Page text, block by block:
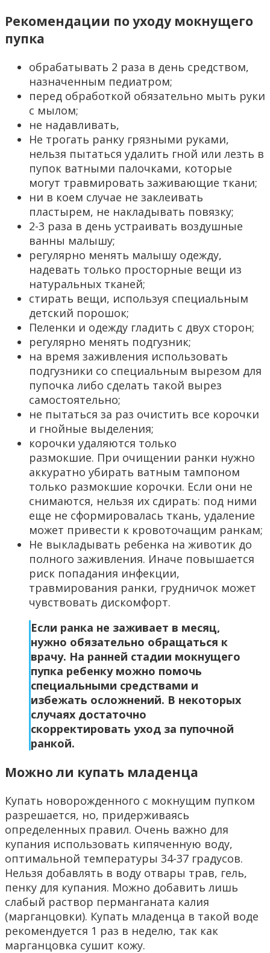
Рекомендации по уходу мокнущего
пупка
обрабатывать 2 раза в день средством,
назначенным педиатром;
перед обработкой обязательно мыть руки
с мылом;
не надавливать,
Не трогать ранку грязными руками,
нельзя пытаться удалить гной или лезть в
пупок ватными палочками, которые
могут травмировать заживающие ткани;
ни в коем случае не заклеивать
пластырем, не накладывать повязку;
2-3 раза в день устраивать воздушные
ванны малышу;
регулярно менять малышу одежду,
надевать только просторные вещи из
натуральных тканей;
стирать вещи, используя специальным
детский порошок;
Пеленки и одежду гладить с двух сторон;
регулярно менять подгузник;
на время заживления использовать
подгузники со специальным вырезом для
пупочка либо сделать такой вырез
самостоятельно;
не пытаться за раз очистить все корочки
и гнойные выделения;
корочки удаляются только
размокшие. При очищении ранки нужно
аккуратно убирать ватным тампоном
только размокшие корочки. Если они не
снимаются, нельзя их сдирать: под ними
еще не сформировалась ткань, удаление
может привести к кровоточащим ранкам;
Не выкладывать ребенка на животик до
полного заживления. Иначе повышается
риск попадания инфекции,
травмирования ранки, грудничок может
чувствовать дискомфорт.
Если ранка не заживает в месяц,
нужно обязательно обращаться к
врачу. На ранней стадии мокнущего
пупка ребенку можно помочь
специальными средствами и
избежать осложнений. В некоторых
случаях достаточно
скорректировать уход за пупочной
ранкой.
Можно ли купать младенца
Купать новорожденного с мокнущим пупком
разрешается, но, придерживаясь
определенных правил. Очень важно для
купания использовать кипяченную воду,
оптимальной температуры 34-37 градусов.
Нельзя добавлять в воду отвары трав, гель,
пенку для купания. Можно добавить лишь
слабый раствор перманганата калия
(марганцовки). Купать младенца в такой воде
рекомендуется 1 раз в неделю, так как
марганцовка сушит кожу.